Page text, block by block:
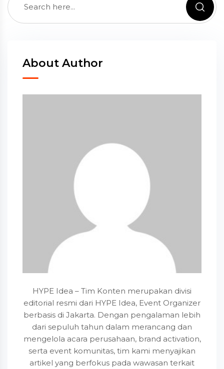
About Author
HYPE Idea – Tim Konten merupakan divisi
editorial resmi dari HYPE Idea, Event Organizer
berbasis di Jakarta. Dengan pengalaman lebih
dari sepuluh tahun dalam merancang dan
mengelola acara perusahaan, brand activation,
serta event komunitas, tim kami menyajikan
artikel yang berfokus pada wawasan terkait